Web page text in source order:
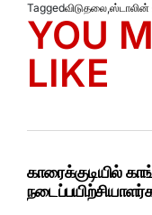
Taggedவிடுதலை,ஸ்டாலின்
YOU
LIKE
காரைக்குடியில்